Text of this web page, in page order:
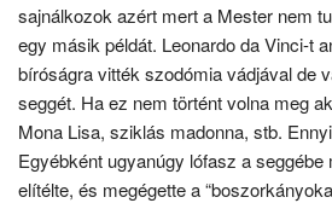
sajnálkozok azért mert a Mester nem
egy másik példát. Leonardo da Vinci-t
bíróságra vitték szodómia vádjával de
seggét. Ha ez nem történt volna meg
Mona Lisa, sziklás madonna, stb.
Egyébként ugyanúgy lófasz a
elítélte, és megégette a